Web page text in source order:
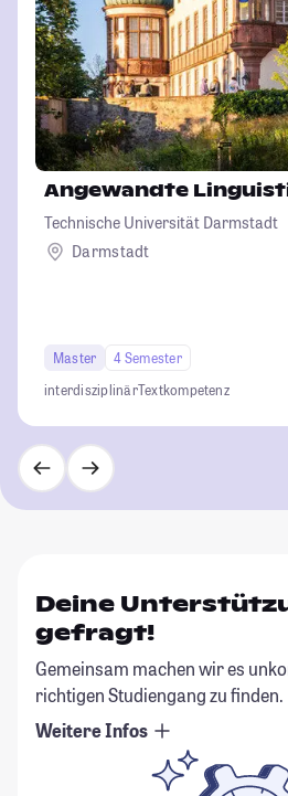
Angewandte
Technische Universität Darmstadt
Darmstadt
Master
4 Semester
interdisziplinärTextkompetenz
Deine
gefragt!
Gemeinsam machen wir es
richtigen Studiengang zu finden.
Weitere Infos